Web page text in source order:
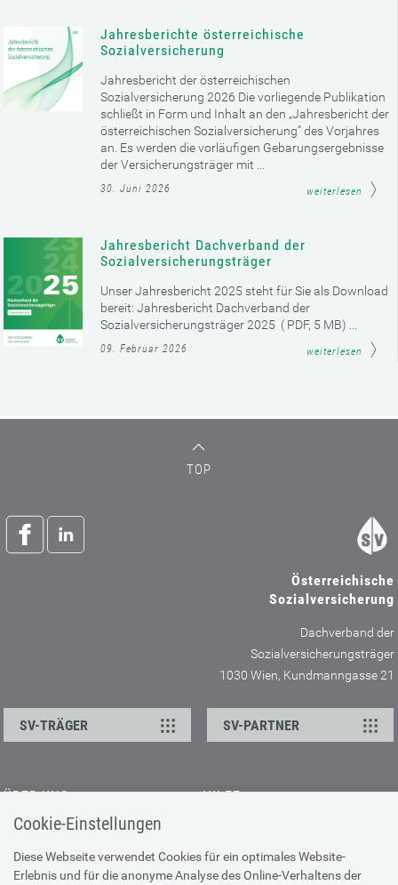
Cookie-Einstellungen
Diese Webseite verwendet Cookies für ein optimales Website-
Erlebnis und für die anonyme Analyse des Online-Verhaltens der
Jahresberichte österreichische
Sozialversicherung
Jahresbericht der österreichischen
Sozialversicherung 2026 Die vorliegende Publikation
schließt in Form und Inhalt an den „Jahresbericht der
österreichischen Sozialversicherung“ des Vorjahres
an. Es werden die vorläufigen Gebarungsergebnisse
der Versicherungsträger mit ...
30. Juni 2026 weiterlesen
Jahresbericht Dachverband der
Sozialversicherungsträger
Unser Jahresbericht 2025 steht für Sie als Download
bereit: Jahresbericht Dachverband der
Sozialversicherungsträger 2025 ( PDF, 5 MB) ...
09. Februar 2026 weiterlesen
TOP
Österreichische
Sozialversicherung
Dachverband der
Sozialversicherungsträger
1030 Wien, Kundmanngasse 21
SV-TRÄGER SV-PARTNER
ÜBER UNS
Kontakt
Offene Stellen
Presse
HILFE
Browser-Info & Sicherheit
Hilfe zur Suche